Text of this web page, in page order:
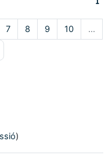
6
7Pàgina 7
8Pàgina 8
9Pàgina 9
10Pàgina 10
…
42
)